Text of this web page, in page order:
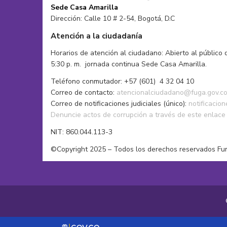
Performance
Publicidad y Comunicaciones
Teatro
Tejido
Sede Casa Amarilla
Dirección: Calle 10 # 2-54, Bogotá, D.C
Atención a la ciudadanía
Horarios de atención al ciudadano: Abierto al público
5:30 p. m. jornada continua Sede Casa Amarilla.
Teléfono conmutador: +57 (601) 4 32 04 10
Correo de contacto: atencionalciudadano@fuga.gov.co
Correo de notificaciones judiciales (único):
Denuncie actos de corrupción a través de este enlace
NIT: 860.044.113-3
©Copyright 2025 – Todos los derechos reservados